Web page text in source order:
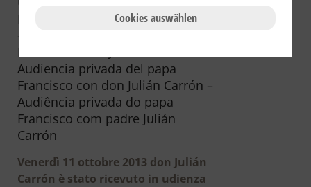
Francesco con don Julián Carrón
– Private Audience of Pope
Francis with Fr. Julián Carrón –
Audiencia privada del papa
Francisco con don Julián Carrón –
Audiência privada do papa
Francisco com padre Julián
Carrón
Venerdì 11 ottobre 2013 don Julián
Carrón è stato ricevuto in udienza
Cookies auswählen